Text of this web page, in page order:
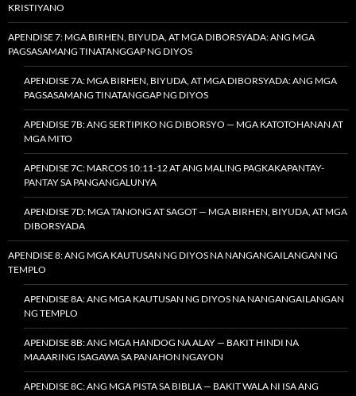
KRISTIYANO
APENDISE 7: MGA BIRHEN, BIYUDA, AT MGA DIBORSYADA: ANG MGA
PAGSASAMANG TINATANGGAP NG DIYOS
APENDISE 7A: MGA BIRHEN, BIYUDA, AT MGA DIBORSYADA: ANG MGA
PAGSASAMANG TINATANGGAP NG DIYOS
APENDISE 7B: ANG SERTIPIKO NG DIBORSYO — MGA KATOTOHANAN AT
MGA MITO
APENDISE 7C: MARCOS 10:11-12 AT ANG MALING PAGKAKAPANTAY-
PANTAY SA PANGANGALUNYA
APENDISE 7D: MGA TANONG AT SAGOT — MGA BIRHEN, BIYUDA, AT MGA
DIBORSYADA
APENDISE 8: ANG MGA KAUTUSAN NG DIYOS NA NANGANGAILANGAN NG
TEMPLO
APENDISE 8A: ANG MGA KAUTUSAN NG DIYOS NA NANGANGAILANGAN
NG TEMPLO
APENDISE 8B: ANG MGA HANDOG NA ALAY — BAKIT HINDI NA
MAAARING ISAGAWA SA PANAHON NGAYON
APENDISE 8C: ANG MGA PISTA SA BIBLIA — BAKIT WALA NI ISA ANG